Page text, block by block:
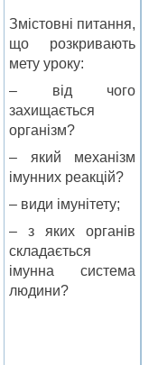
Змістовні питання,
що розкривають
мету уроку:
– від чого
захищається
організм?
– який механізм
імунних реакцій?
– види імунітету;
– з яких органів
складається
імунна система
людини?